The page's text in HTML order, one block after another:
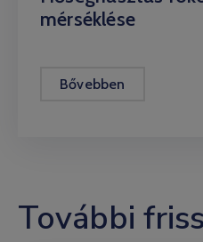
mérséklése
Bővebben
További